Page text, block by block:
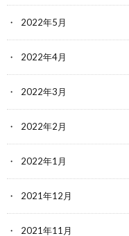
2022年5月
2022年4月
2022年3月
2022年2月
2022年1月
2021年12月
2021年11月